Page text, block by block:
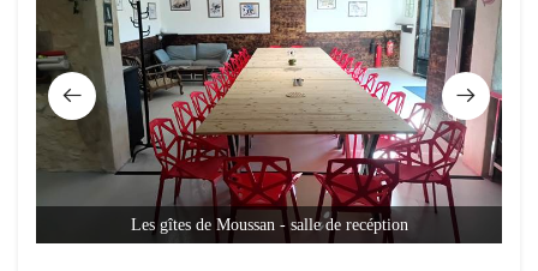
Les gîtes de Moussan - salle de recéption